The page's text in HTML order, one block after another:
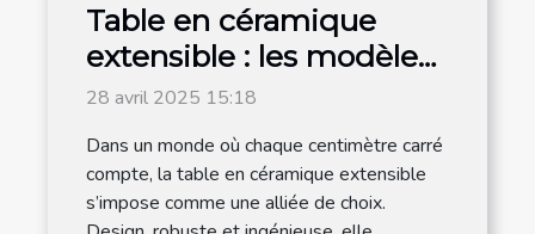
Table en céramique
extensible : les modèles
les plus en vogue sont
chez Meublissime
28 avril 2025 15:18
Dans un monde où chaque centimètre carré
compte, la table en céramique extensible
s’impose comme une alliée de choix.